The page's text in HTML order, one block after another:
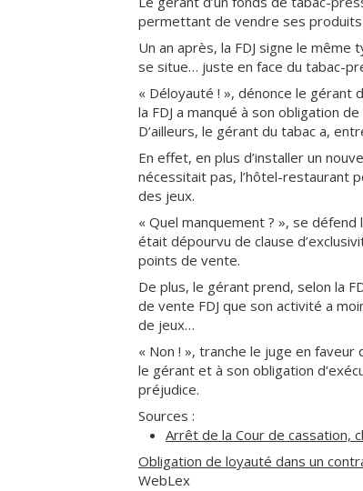
permettant de vendre ses
Un an après, la FDJ signe le
se situe… juste en face du tabac-
« Déloyauté ! », dénonce le gérant
la FDJ a manqué à son obligation
D’ailleurs, le gérant du tabac a,
En effet, en plus d’installer un
nécessitait pas, l’hôtel-restaurant
des jeux.
« Quel manquement ? », se
était dépourvu de clause
points de vente.
De plus, le gérant prend, selon la
de vente FDJ que son activité a
de jeux…
« Non ! », tranche le juge en faveur
le gérant et à son obligation
préjudice.
Sources :
Arrêt de la Cour de cassation,
Obligation de loyauté dans un
WebLex